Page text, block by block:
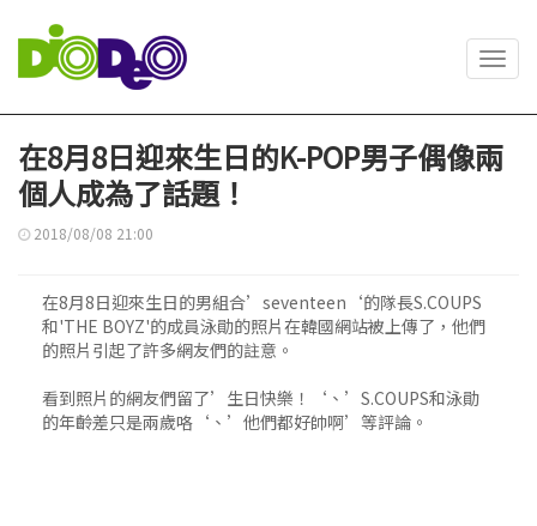
在8月8日迎來生日的K-POP男子偶像兩
個人成為了話題！
2018/08/08 21:00
在8月8日迎來生日的男組合’seventeen‘的隊長S.COUPS
和'THE BOYZ'的成員泳勛的照片在韓國網站被上傳了，他們
的照片引起了許多網友們的註意。
看到照片的網友們留了’生日快樂！‘、’S.COUPS和泳勛
的年齡差只是兩歲咯‘、’他們都好帥啊’等評論。